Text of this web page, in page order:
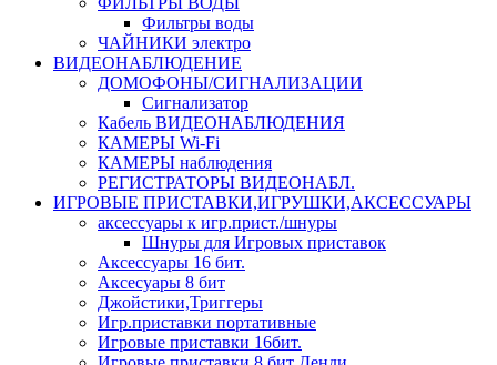
Фильтры воды
ЧАЙНИКИ электро
ВИДЕОНАБЛЮДЕНИЕ
ДОМОФОНЫ/СИГНАЛИЗАЦИИ
Сигнализатор
Кабель ВИДЕОНАБЛЮДЕНИЯ
КАМЕРЫ Wi-Fi
КАМЕРЫ наблюдения
РЕГИСТРАТОРЫ ВИДЕОНАБЛ.
ИГРОВЫЕ ПРИСТАВКИ,ИГРУШКИ,АКСЕССУАРЫ
аксесcуары к игр.прист./шнуры
Шнуры для Игровых приставок
Аксессуары 16 бит.
Аксесуары 8 бит
Джойстики,Триггеры
Игр.приставки портативные
Игровые приставки 16бит.